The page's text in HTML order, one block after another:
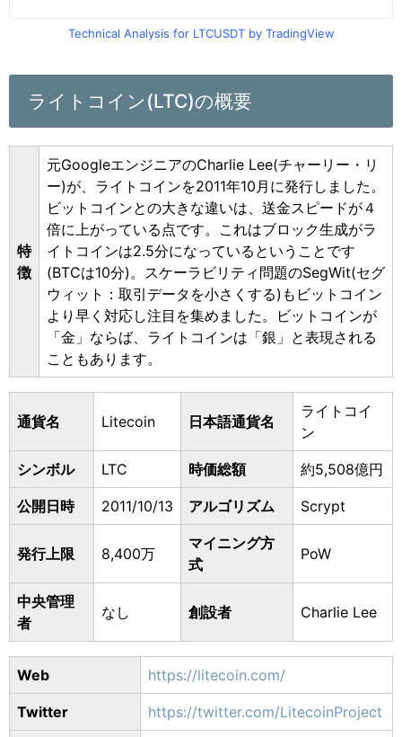
Technical Analysis for LTCUSDT by TradingView
ライトコイン(LTC)の概要
特
徴
元GoogleエンジニアのCharlie Lee(チャーリー・リ
ー)が、ライトコインを2011年10月に発行しました。
ビットコインとの大きな違いは、送金スピードが４
倍に上がっている点です。これはブロック生成がラ
イトコインは2.5分になっているということです
(BTCは10分)。スケーラビリティ問題のSegWit(セグ
ウィット：取引データを小さくする)もビットコイン
より早く対応し注目を集めました。ビットコインが
「金」ならば、ライトコインは「銀」と表現される
こともあります。
通貨名 Litecoin 日本語通貨名
ライトコイ
ン
シンボル LTC 時価総額 約5,508億円
公開日時 2011/10/13 アルゴリズム Scrypt
発行上限 8,400万
マイニング方
式
PoW
中央管理
者
なし 創設者 Charlie Lee
Web https://litecoin.com/
Twitter https://twitter.com/LitecoinProject